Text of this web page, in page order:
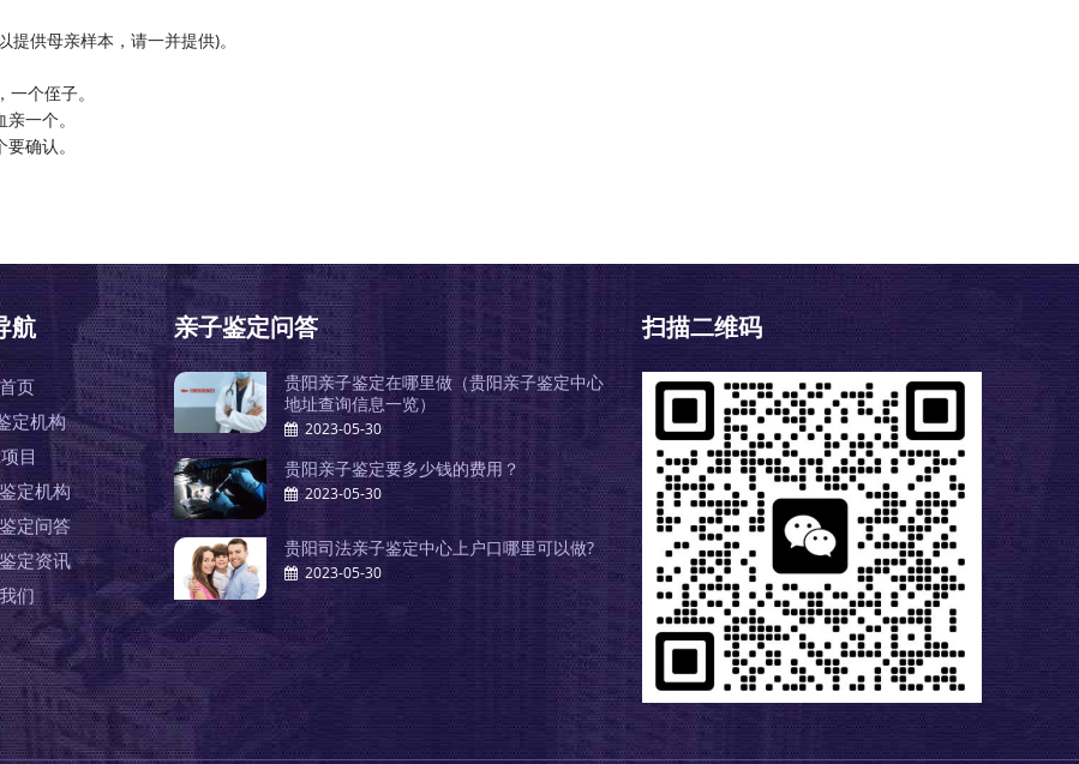
供母亲样本，请一并提供)。
个侄子。
一个。
确认。
航
页
定机构
目
定机构
定问答
定资讯
们
亲子鉴定问答
贵阳亲子鉴定在哪里做（贵阳亲子鉴定中心
地址查询信息一览）
2023-05-30
贵阳亲子鉴定要多少钱的费用？
2023-05-30
贵阳司法亲子鉴定中心上户口哪里可以做?
2023-05-30
扫描二维码